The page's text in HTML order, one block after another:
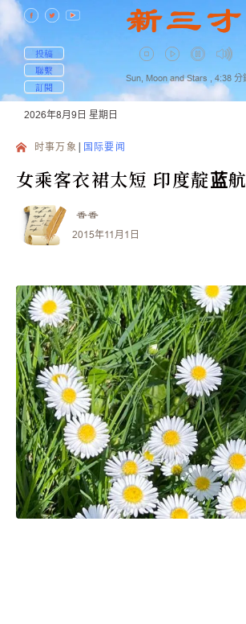
投稿
聯繫
訂閱
Sun, Moon and Stars , 4:38 分
2026年8月9日 星期日
时事万象 国际要闻
女乘客衣裙太短 印度靛蓝
香香
2015年11月1日